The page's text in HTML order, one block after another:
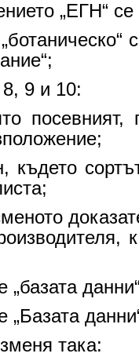
„ЕГН“
8, 9 и 10:
където
така: